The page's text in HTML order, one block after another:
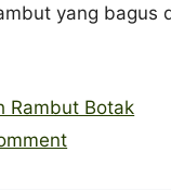
yang bagus
Rambut Botak